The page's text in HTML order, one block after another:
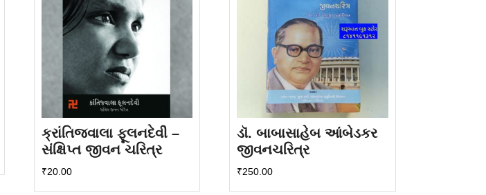
ક્રાંતિજવાલા ફૂલનદેવી –
સંક્ષિપ્ત જીવન ચરિત્ર
₹20.00
ડૉ. બાબાસાહેબ આંબેડકર
જીવનચરિત્ર
₹250.00